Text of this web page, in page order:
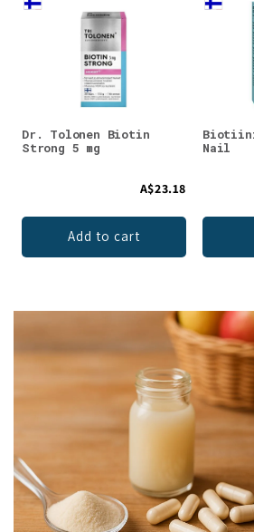
Dr. Tolonen Biotin
Strong 5 mg
A$23.18
Add to cart
Nail